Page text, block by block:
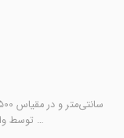
توسط واحد کارتوگرافی و جغرافیایی انتشارات …